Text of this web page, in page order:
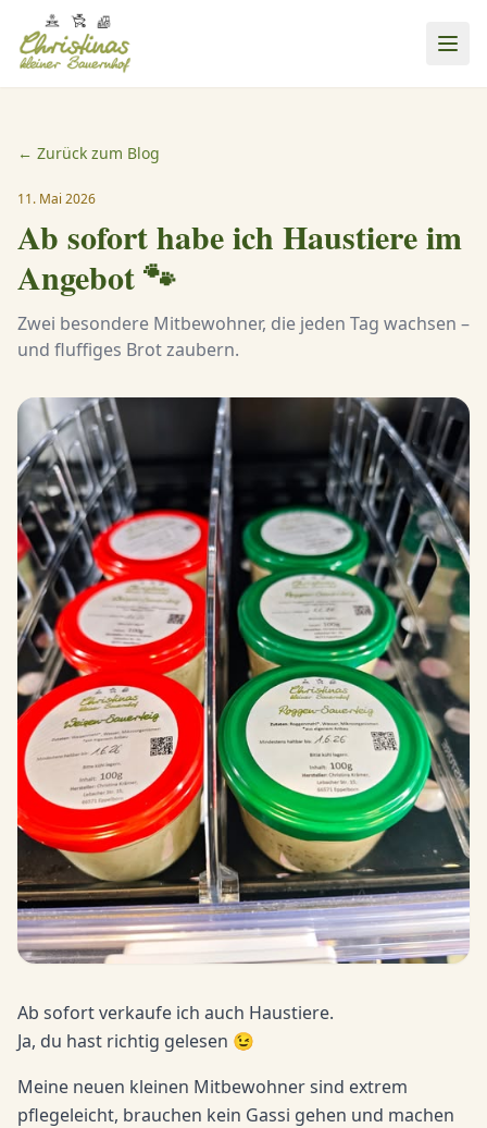
← Zurück zum Blog
11. Mai 2026
Ab sofort habe ich Haustiere im
Angebot 🐾
Zwei besondere Mitbewohner, die jeden Tag wachsen –
und fluffiges Brot zaubern.
Ab sofort verkaufe ich auch Haustiere.
Ja, du hast richtig gelesen 😉
Meine neuen kleinen Mitbewohner sind extrem
pflegeleicht, brauchen kein Gassi gehen und machen